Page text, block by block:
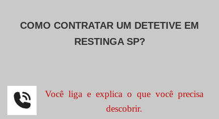
COMO CONTRATAR UM DETETIVE EM
RESTINGA SP?
Você liga e explica o que você precisa
descobrir.